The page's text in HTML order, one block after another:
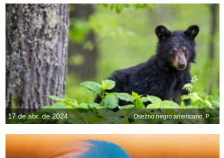
17 de abr. de 2024 Osezno negro americano, Parque Nacional de Shenandoah, Virginia, EE.UU.